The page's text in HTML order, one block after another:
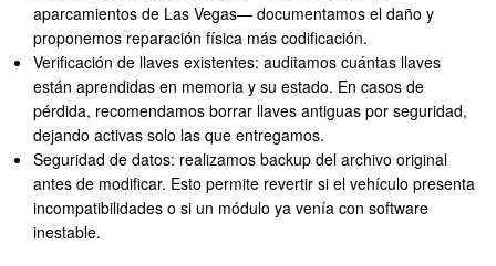
aparcamientos de Las Vegas— documentamos el daño y
proponemos reparación física más codificación.
Verificación de llaves existentes: auditamos cuántas llaves
están aprendidas en memoria y su estado. En casos de
pérdida, recomendamos borrar llaves antiguas por seguridad,
dejando activas solo las que entregamos.
Seguridad de datos: realizamos backup del archivo original
antes de modificar. Esto permite revertir si el vehículo presenta
incompatibilidades o si un módulo ya venía con software
inestable.